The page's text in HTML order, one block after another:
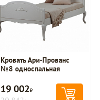
Кровать Ари-Прованс
№8 односпальная
19 002Р